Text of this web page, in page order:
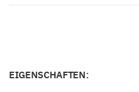
EIGENSCHAFTEN: